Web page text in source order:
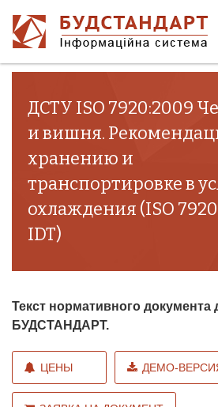
ДСТУ ISO 7920:2009
и вишня.
хранению и
транспортировке в
охлаждения (ISO
IDT)
Текст нормативного
БУДСТАНДАРТ.
ЦЕНЫ ДЕМО-